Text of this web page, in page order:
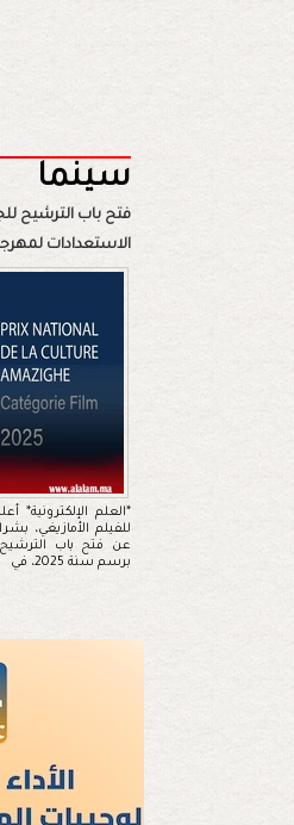
سينما
فتح باب الترشيح
الاستعدادات
*العلم
للفيلم الأمازيغي،
عن فتح باب الترشيح
برسم سنة 2025، في